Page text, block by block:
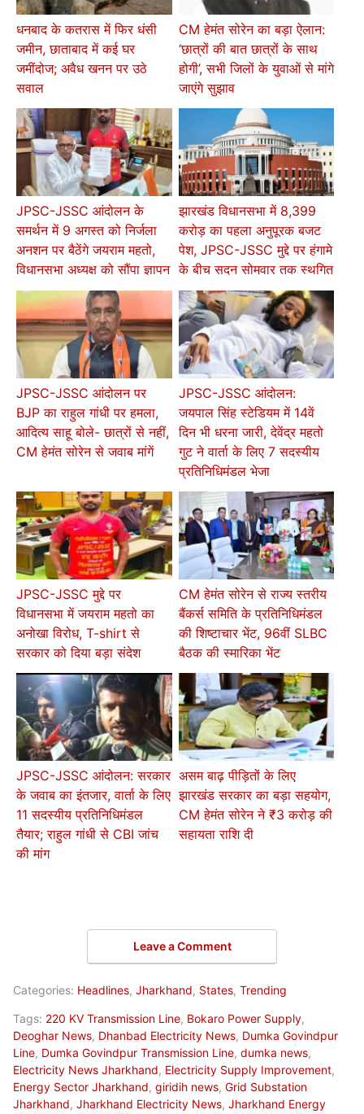
धनबाद के कतरास में फिर धंसी
जमीन, छाताबाद में कई घर
जमींदोज; अवैध खनन पर उठे
सवाल
CM हेमंत सोरेन का बड़ा ऐलान:
‘छात्रों की बात छात्रों के साथ
होगी’, सभी जिलों के युवाओं से मांगे
जाएंगे सुझाव
JPSC-JSSC आंदोलन के
समर्थन में 9 अगस्त को निर्जला
अनशन पर बैठेंगे जयराम महतो,
विधानसभा अध्यक्ष को सौंपा ज्ञापन
झारखंड विधानसभा में 8,399
करोड़ का पहला अनुपूरक बजट
पेश, JPSC-JSSC मुद्दे पर हंगामे
के बीच सदन सोमवार तक स्थगित
JPSC-JSSC आंदोलन पर
BJP का राहुल गांधी पर हमला,
आदित्य साहू बोले- छात्रों से नहीं,
CM हेमंत सोरेन से जवाब मांगें
JPSC-JSSC आंदोलन:
जयपाल सिंह स्टेडियम में 14वें
दिन भी धरना जारी, देवेंद्र महतो
गुट ने वार्ता के लिए 7 सदस्यीय
प्रतिनिधिमंडल भेजा
JPSC-JSSC मुद्दे पर
विधानसभा में जयराम महतो का
अनोखा विरोध, T-shirt से
सरकार को दिया बड़ा संदेश
CM हेमंत सोरेन से राज्य स्तरीय
बैंकर्स समिति के प्रतिनिधिमंडल
की शिष्टाचार भेंट, 96वीं SLBC
बैठक की स्मारिका भेंट
JPSC-JSSC आंदोलन: सरकार
के जवाब का इंतजार, वार्ता के लिए
11 सदस्यीय प्रतिनिधिमंडल
तैयार; राहुल गांधी से CBI जांच
की मांग
असम बाढ़ पीड़ितों के लिए
झारखंड सरकार का बड़ा सहयोग,
CM हेमंत सोरेन ने ₹3 करोड़ की
सहायता राशि दी
Leave a Comment
Categories: Headlines, Jharkhand, States, Trending
Tags: 220 KV Transmission Line, Bokaro Power Supply,
Deoghar News, Dhanbad Electricity News, Dumka Govindpur
Line, Dumka Govindpur Transmission Line, dumka news,
Electricity News Jharkhand, Electricity Supply Improvement,
Energy Sector Jharkhand, giridih news, Grid Substation
Jharkhand, Jharkhand Electricity News, Jharkhand Energy